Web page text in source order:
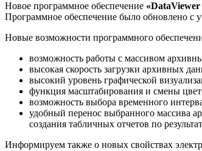
Новое программное обеспечение «DataViewer
Программное обеспечение было обновлено с
Новые возможности программного
возможность работы с массивом
высокая скорость загрузки архивных
высокий уровень графической
функция масштабирования и смены
возможность выбора временного
удобный перенос выбранного массива
создания табличных отчетов по
Информируем также о новых свойствах